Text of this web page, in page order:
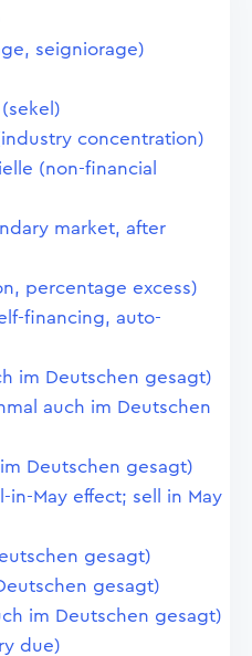
seigniorage)
concentration)
(non-financial
market, after
percentage excess)
financing, auto-
im Deutschen gesagt)
auch im Deutschen
Deutschen gesagt)
in-May effect; sell in May
gesagt)
gesagt)
im Deutschen gesagt)
due)